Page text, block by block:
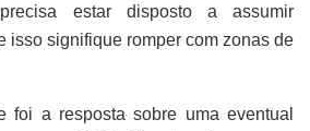
estar disposto a assumir
isso signifique romper com zonas de
foi a resposta sobre uma eventual